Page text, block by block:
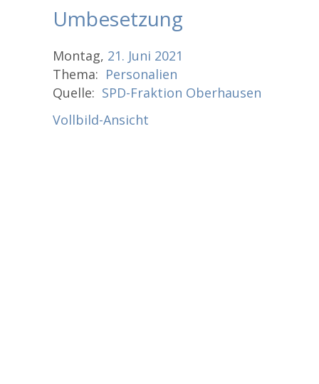
Umbesetzung
Montag, 21. Juni 2021
Thema: Personalien
Quelle: SPD-Fraktion Oberhausen
Vollbild-Ansicht